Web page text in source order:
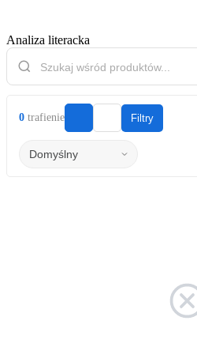
Analiza literacka
0 trafienie Filtry